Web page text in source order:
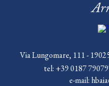
Via Lungomare, 111 -
tel: +39 0187
e-mail: